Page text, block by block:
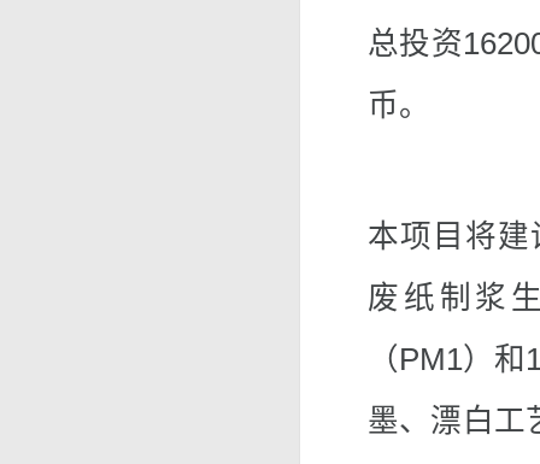
总投资
币。
本项目将
废纸制浆
（PM1）
墨、漂白工